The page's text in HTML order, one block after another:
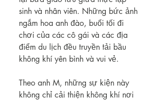
sinh và nhân viên. Những bức ảnh
ngắm hoa anh đào, buổi tối đi
chơi của các cô gái và các địa
điểm du lịch đều truyền tải bầu
không khí yên bình và vui vẻ.
Theo anh M, những sự kiện này
không chỉ cải thiện không khí nơi